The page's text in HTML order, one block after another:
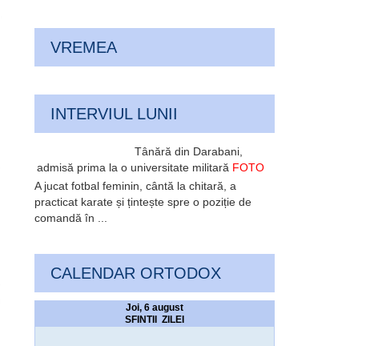
VREMEA
INTERVIUL LUNII
Tânără din Darabani,
admisă prima la o universitate militară FOTO
A jucat fotbal feminin, cântă la chitară, a
practicat karate și țintește spre o poziție de
comandă în ...
CALENDAR ORTODOX
Joi, 6 august
SFINTII ZILEI